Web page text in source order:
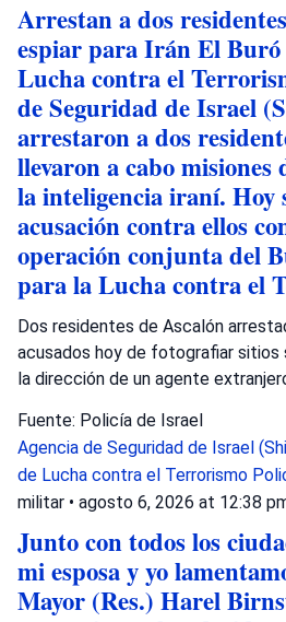
Arrestan a dos
espiar para Irán El
Lucha contra el
de Seguridad de Israel
arrestaron a dos
llevaron a cabo misiones
la inteligencia iraní. Hoy
acusación contra ellos
operación conjunta del
para la Lucha contra el
Dos residentes de Ascalón
acusados hoy de fotografiar sitios
la dirección de un agente
Fuente: Policía de Israel
Agencia de Seguridad de Israel
de Lucha contra el Terrorismo
militar • agosto 6, 2026 at 12:38
Junto con todos los
mi esposa y yo
Mayor (Res.) Harel